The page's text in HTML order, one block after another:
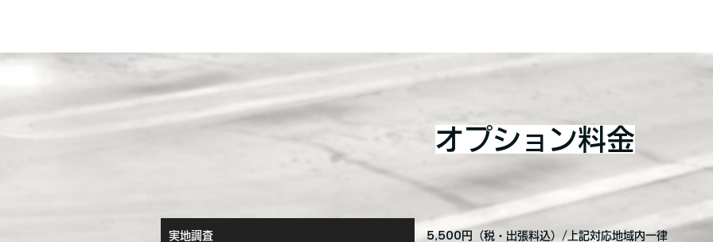
オプション料金
実地調査
5,500円（税・出張料込）/上記対応地域内一律